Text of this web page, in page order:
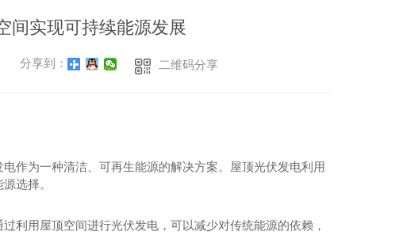
间实现可持续能源发展
分享到： 二维码分享
作为一种清洁、可再生能源的解决方案。屋顶光伏发电利用
选择。
利用屋顶空间进行光伏发电，可以减少对传统能源的依赖，